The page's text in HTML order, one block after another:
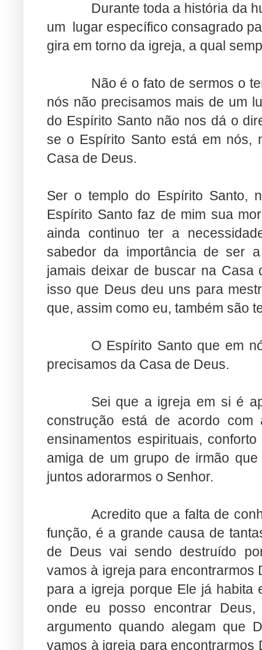
Durante toda a história da
um lugar específico consagrado
gira em torno da igreja, a qual
Não é o fato de sermos o
nós não precisamos mais de um
do Espírito Santo não nos dá o
se o Espírito Santo está em nós,
Casa de Deus.
Ser o templo do Espírito Santo,
Espírito Santo faz de mim sua
ainda continuo ter a
sabedor da importância de ser
jamais deixar de buscar na Casa
isso que Deus deu uns para
que, assim como eu, também são
O Espírito Santo que em
precisamos da Casa de Deus.
Sei que a igreja em si é
construção está de acordo
ensinamentos espirituais,
amiga de um grupo de irmão
juntos adorarmos o Senhor.
Acredito que a falta de
função, é a grande causa de
de Deus vai sendo destruído
vamos à igreja para encontrarmos
para a igreja porque Ele já
onde eu posso encontrar
argumento quando alegam que
vamos à igreja para